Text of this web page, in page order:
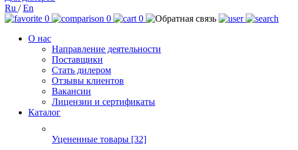
Ru /En
0
0
0
О нас
Направление деятельности
Поставщики
Стать дилером
Отзывы клиентов
Вакансии
Лицензии и сертификаты
Каталог
Уцененные товары [32]